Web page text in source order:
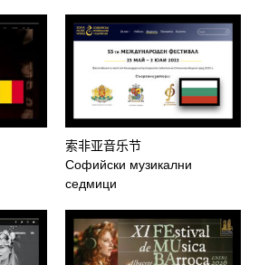
索非亚音乐节
Софийски музикални
седмици